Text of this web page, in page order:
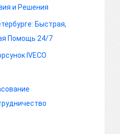
и Решения
Быстрая,
Помощь 24/7
IVECO